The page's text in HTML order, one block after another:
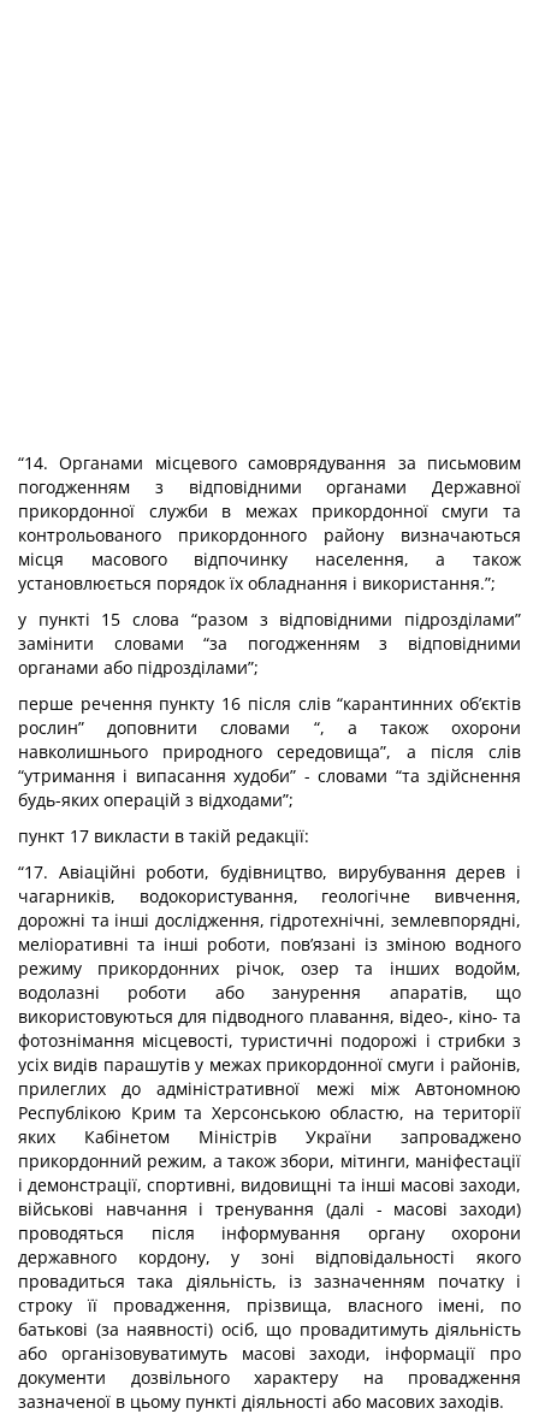
“14. Органами місцевого самоврядування за письмовим
погодженням з відповідними органами Державної
прикордонної служби в межах прикордонної смуги та
контрольованого прикордонного району визначаються
місця масового відпочинку населення, а також
установлюється порядок їх обладнання і використання.”;
у пункті 15 слова “разом з відповідними підрозділами”
замінити словами “за погодженням з відповідними
органами або підрозділами”;
перше речення пункту 16 після слів “карантинних об’єктів
рослин” доповнити словами “, а також охорони
навколишнього природного середовища”, а після слів
“утримання і випасання худоби” - словами “та здійснення
будь-яких операцій з відходами”;
пункт 17 викласти в такій редакції:
“17. Авіаційні роботи, будівництво, вирубування дерев і
чагарників, водокористування, геологічне вивчення,
дорожні та інші дослідження, гідротехнічні, землевпорядні,
меліоративні та інші роботи, пов’язані із зміною водного
режиму прикордонних річок, озер та інших водойм,
водолазні роботи або занурення апаратів, що
використовуються для підводного плавання, відео-, кіно- та
фотознімання місцевості, туристичні подорожі і стрибки з
усіх видів парашутів у межах прикордонної смуги і районів,
прилеглих до адміністративної межі між Автономною
Республікою Крим та Херсонською областю, на території
яких Кабінетом Міністрів України запроваджено
прикордонний режим, а також збори, мітинги, маніфестації
і демонстрації, спортивні, видовищні та інші масові заходи,
військові навчання і тренування (далі - масові заходи)
проводяться після інформування органу охорони
державного кордону, у зоні відповідальності якого
провадиться така діяльність, із зазначенням початку і
строку її провадження, прізвища, власного імені, по
батькові (за наявності) осіб, що провадитимуть діяльність
або організовуватимуть масові заходи, інформації про
документи дозвільного характеру на провадження
зазначеної в цьому пункті діяльності або масових заходів.